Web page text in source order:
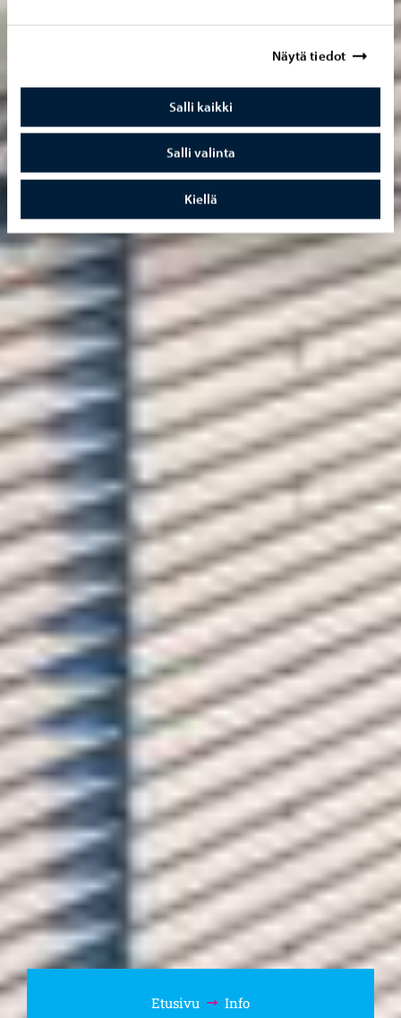
Näytä tiedot
Salli kaikki
Salli valinta
Kiellä
Etusivu Info